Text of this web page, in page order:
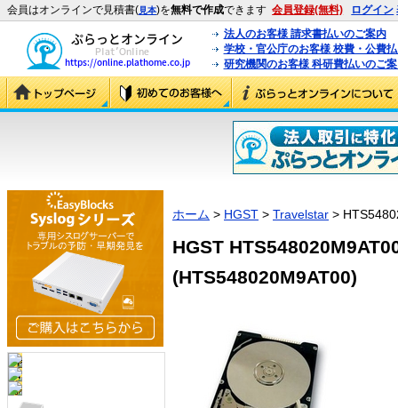
会員はオンラインで見積書(見本)を無料で作成できます 会員登録(無料) ログイン
法人のお客様 請求書払いのご案内
学校・官公庁のお客様 校費・公費
研究機関のお客様 科研費払いのご
ホーム > HGST > Travelstar >
HGST
(HTS548020M9AT00)